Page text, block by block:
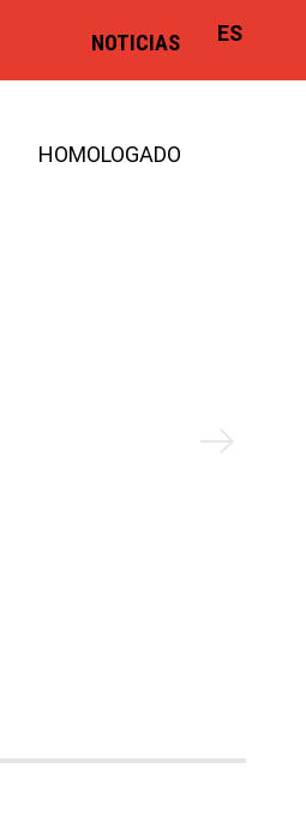
NOTICIAS ES
HOMOLOGADO